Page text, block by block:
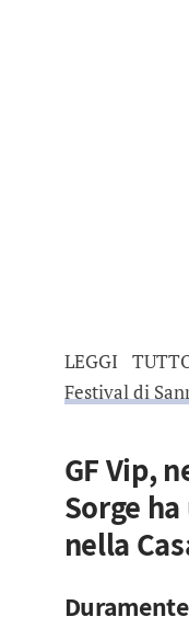
LEGGI
Festival di
GF Vip,
Sorge
nella